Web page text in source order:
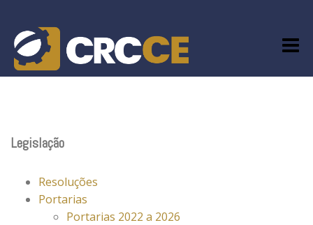
content
Legislação
Resoluções
Portarias
Portarias 2022 a 2026